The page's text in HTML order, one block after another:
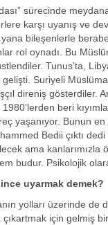
sürecinde
karşı uyanış ve
bileşenlerle
rol oynadı. Bu
Tunus’ta,
gelişti. Suriyeli
direniş gösterdiler.
beri
yaşanıyor. Bunun en
Bedii çıktı
ama
budur. Psikolojik
uyarmak demek?
yolları üzerinde
için gelmiş